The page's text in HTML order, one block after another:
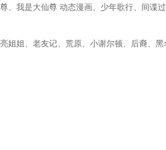
我是大仙尊 动态漫画、少年歌行、间谍过
姐、老友记、荒原、小谢尔顿、后裔、黑